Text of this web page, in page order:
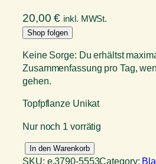
20,00€ inkl. MWSt.
Shop folgen
Keine Sorge: Du erhältst
Zusammenfassung pro Tag,
gehen.
Topfpflanze Unikat
Nur noch 1 vorrätig
o
In den Warenkorb
SKU: e.3790-5553Category: